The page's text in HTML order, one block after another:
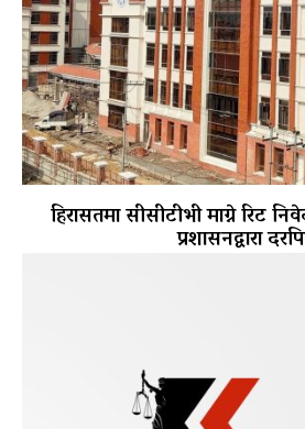
हिरासतमा सीसीटीभी माग्ने रिट
प्रशासनद्वारा